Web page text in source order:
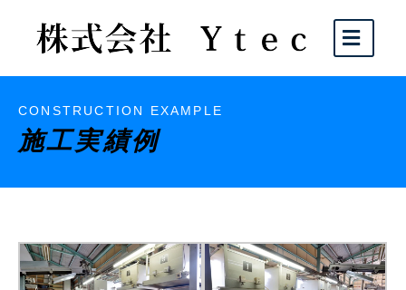
CONSTRUCTION EXAMPLE
施工実績例